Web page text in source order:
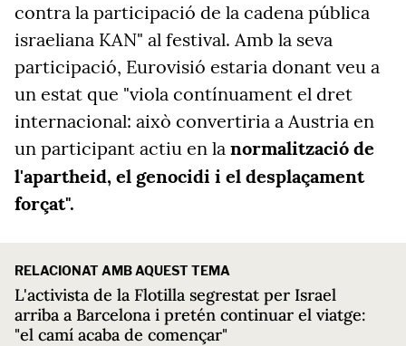
contra la participació de la cadena pública
israeliana KAN" al festival. Amb la seva
participació, Eurovisió estaria donant veu a
un estat que "viola contínuament el dret
internacional: això convertiria a Austria en
un participant actiu en la normalització de
l'apartheid, el genocidi i el desplaçament
forçat".
RELACIONAT AMB AQUEST TEMA
L'activista de la Flotilla segrestat per Israel
arriba a Barcelona i pretén continuar el viatge:
"el camí acaba de començar"